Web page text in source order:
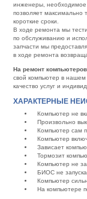
инженеры, необходимое
позволяет максимально
короткие сроки.
В ходе ремонта мы
по обслуживанию и
запчасти мы
в ходе ремонта
На ремонт
свой компьютер в
качество услуг и
ХАРАКТЕРНЫЕ
Компьютер не
Произвольно
Компьютер сам
Компьютер
Зависает
Тормозит
Компьютер не
БИОС не
Компьютер
На компьютере